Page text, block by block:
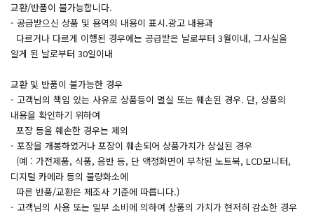
교환/반품이 불가능합니다.
- 공급받으신 상품 및 용역의 내용이 표시.광고 내용과
다르거나 다르게 이행된 경우에는 공급받은 날로부터 3월이내, 그사실을
알게 된 날로부터 30일이내
교환 및 반품이 불가능한 경우
- 고객님의 책임 있는 사유로 상품등이 멸실 또는 훼손된 경우. 단, 상품의
내용을 확인하기 위하여
포장 등을 훼손한 경우는 제외
- 포장을 개봉하였거나 포장이 훼손되어 상품가치가 상실된 경우
(예 : 가전제품, 식품, 음반 등, 단 액정화면이 부착된 노트북, LCD모니터,
디지털 카메라 등의 불량화소에
따른 반품/교환은 제조사 기준에 따릅니다.)
- 고객님의 사용 또는 일부 소비에 의하여 상품의 가치가 현저히 감소한 경우